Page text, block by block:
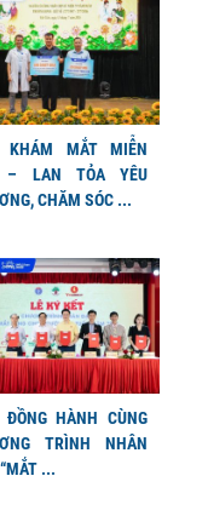
KHÁM MẮT MIỄN
– LAN TỎA YÊU
CHĂM SÓC ...
ĐỒNG HÀNH CÙNG
TRÌNH NHÂN
...